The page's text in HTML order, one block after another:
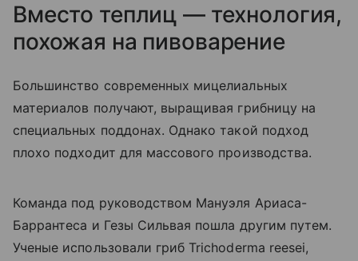
Вместо теплиц — технология,
похожая на пивоварение
Большинство современных мицелиальных
материалов получают, выращивая грибницу на
специальных поддонах. Однако такой подход
плохо подходит для массового производства.
Команда под руководством Мануэля Ариаса-
Баррантеса и Гезы Сильвая пошла другим путем.
Ученые использовали гриб Trichoderma reesei,